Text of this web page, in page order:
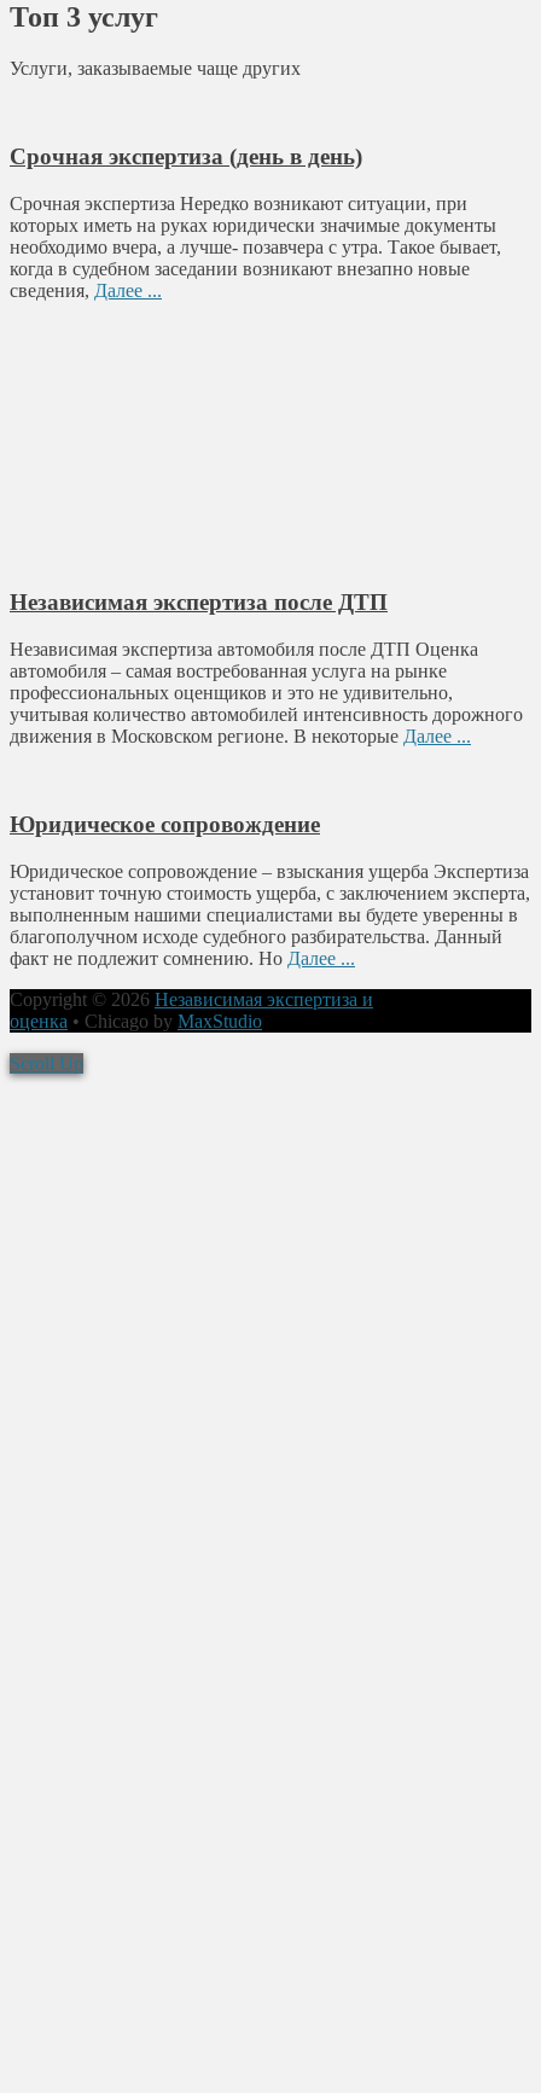
Топ 3 услуг
Услуги, заказываемые чаще других
Срочная экспертиза (день в день)
Срочная экспертиза Нередко возникают ситуации, при
которых иметь на руках юридически значимые документы
необходимо вчера, а лучше- позавчера с утра. Такое бывает,
когда в судебном заседании возникают внезапно новые
сведения, Далее ...
Независимая экспертиза после ДТП
Независимая экспертиза автомобиля после ДТП Оценка
автомобиля – самая востребованная услуга на рынке
профессиональных оценщиков и это не удивительно,
учитывая количество автомобилей интенсивность дорожного
движения в Московском регионе. В некоторые Далее ...
Юридическое сопровождение
Юридическое сопровождение – взыскания ущерба Экспертиза
установит точную стоимость ущерба, с заключением эксперта,
выполненным нашими специалистами вы будете уверенны в
благополучном исходе судебного разбирательства. Данный
факт не подлежит сомнению. Но Далее ...
Copyright © 2026 Независимая экспертиза и
оценка • Chicago by MaxStudio
Scroll Up